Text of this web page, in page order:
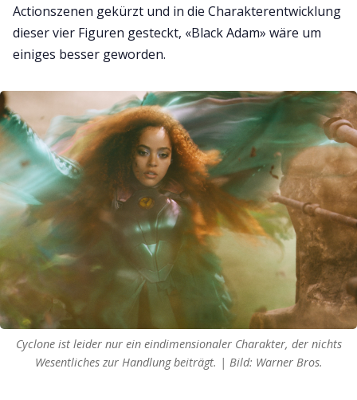
Actionszenen gekürzt und in die Charakterentwicklung
dieser vier Figuren gesteckt, «Black Adam» wäre um
einiges besser geworden.
Cyclone ist leider nur ein eindimensionaler Charakter, der nichts
Wesentliches zur Handlung beiträgt. | Bild: Warner Bros.